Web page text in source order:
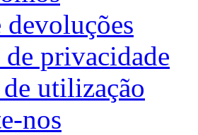
privacidade
utilização
nos